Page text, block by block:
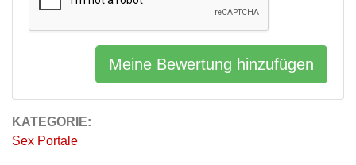
KATEGORIE:
Sex Portale
Meine Bewertung hinzufügen